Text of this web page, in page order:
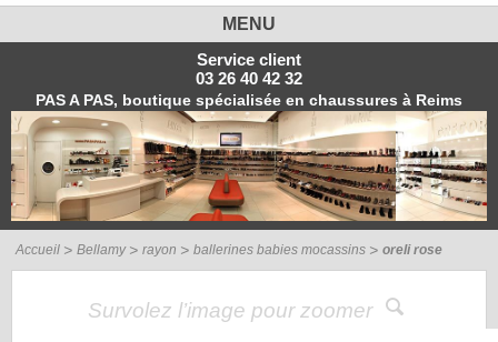
MENU
Service client
03 26 40 42 32
PAS A PAS, boutique spécialisée en chaussures à Reims
Accueil Bellamy rayon ballerines babies mocassins oreli rose
Survolez l’image pour zoomer